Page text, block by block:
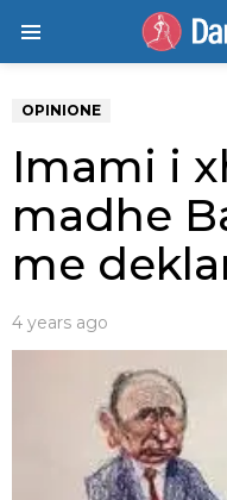
OPINIONE
Imami i
madhe
me
4 years ago